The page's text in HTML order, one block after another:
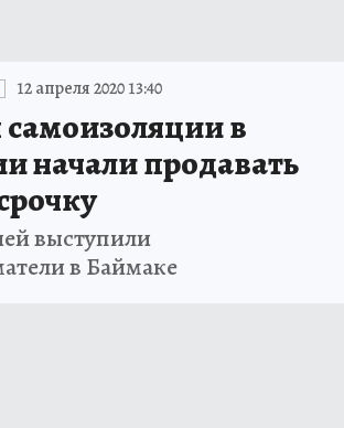
12 апреля 2020 13:40
в
начали продавать
выступили
в Баймаке